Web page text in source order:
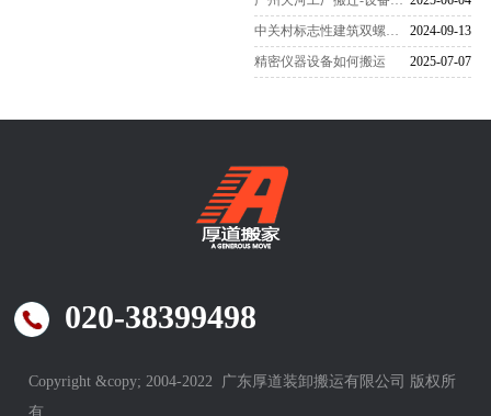
2024-09-13
2025-07-07
精密仪器设备如何搬运
020-38399498
Copyright &copy; 2004-2022 广东厚道装卸搬运有限公司 版权所
有